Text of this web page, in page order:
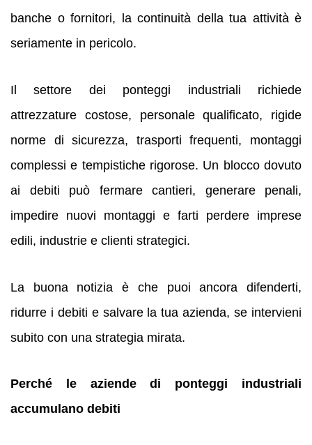
banche o fornitori, la continuità della tua attività è
seriamente in pericolo.
Il settore dei ponteggi industriali richiede
attrezzature costose, personale qualificato, rigide
norme di sicurezza, trasporti frequenti, montaggi
complessi e tempistiche rigorose. Un blocco dovuto
ai debiti può fermare cantieri, generare penali,
impedire nuovi montaggi e farti perdere imprese
edili, industrie e clienti strategici.
La buona notizia è che puoi ancora difenderti,
ridurre i debiti e salvare la tua azienda, se intervieni
subito con una strategia mirata.
Perché le aziende di ponteggi industriali
accumulano debiti